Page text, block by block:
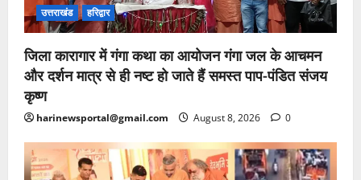
उत्तराखंड हरिद्वार
जिला कारागार में गंगा कथा का आयोजन गंगा जल के आचमन
और दर्शन मात्र से ही नष्ट हो जाते हैं समस्त पाप-पंडित संजय
कृष्ण
harinewsportal@gmail.com August 8, 2026 0